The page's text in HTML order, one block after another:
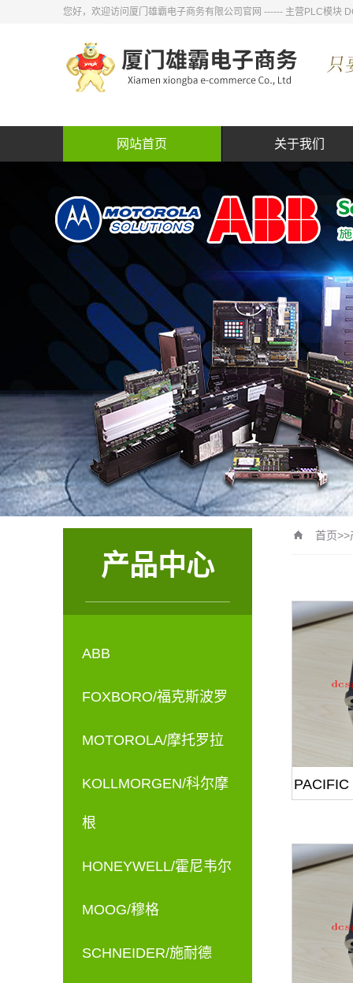
您好，欢迎访问厦门雄霸电子商务有限公司官网 ------ 主营PLC模块
网站首页 关于我们
产品中心
ABB
FOXBORO/福克斯波罗
MOTOROLA/摩托罗拉
KOLLMORGEN/科尔摩
根
HONEYWELL/霍尼韦尔
MOOG/穆格
SCHNEIDER/施耐德
首页>>